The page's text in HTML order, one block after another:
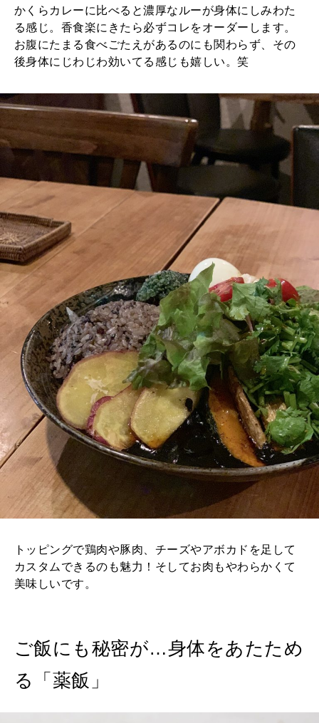
かくらカレーに比べると濃厚なルーが身体にしみわた
る感じ。香食楽にきたら必ずコレをオーダーします。
お腹にたまる食べごたえがあるのにも関わらず、その
後身体にじわじわ効いてる感じも嬉しい。笑
トッピングで鶏肉や豚肉、チーズやアボカドを足して
カスタムできるのも魅力！そしてお肉もやわらかくて
美味しいです。
ご飯にも秘密が…身体をあたため
る「薬飯」